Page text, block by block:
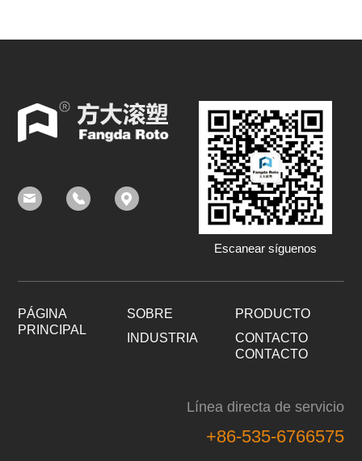
Escanear síguenos
PÁGINA
PRINCIPAL
SOBRE
PRODUCTO
INDUSTRIA
CONTACTO
CONTACTO
Línea directa de servicio
+86-535-6766575